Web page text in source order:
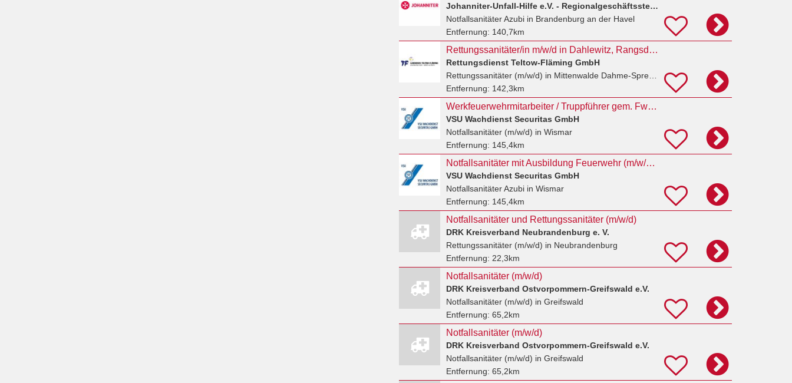
Johanniter-Unfall-Hilfe e.V. - Regionalgeschäftsstelle Berlin
Notfallsanitäter Azubiin Brandenburg an der Havel
Entfernung: 140,7km
Rettungssanitäter/in m/w/d in Dahlewitz, Rangsdorf und Zossen gesucht
Rettungsdienst Teltow-Fläming GmbH
Rettungssanitäter (m/w/d) in Mittenwalde Dahme-Spreewald
Entfernung: 142,3km
Werkfeuerwehrmitarbeiter / Truppführer gem. FwDV 2 + Notfallsanitäter (m/w/d) in Wismar
VSU Wachdienst Securitas GmbH
Notfallsanitäter (m/w/d) in Wismar
Entfernung: 145,4km
Notfallsanitäter mit Ausbildung Feuerwehr (m/w/d) in Wismar
VSU Wachdienst Securitas GmbH
Notfallsanitäter Azubiin Wismar
Entfernung: 145,4km
Notfallsanitäter und Rettungssanitäter (m/w/d)
DRK Kreisverband Neubrandenburg e. V.
Rettungssanitäter (m/w/d) in Neubrandenburg
Entfernung: 22,3km
Notfallsanitäter (m/w/d)
DRK Kreisverband Ostvorpommern-Greifswald e.V.
Notfallsanitäter (m/w/d) in Greifswald
Entfernung: 65,2km
Notfallsanitäter (m/w/d)
DRK Kreisverband Ostvorpommern-Greifswald e.V.
Notfallsanitäter (m/w/d) in Greifswald
Entfernung: 65,2km